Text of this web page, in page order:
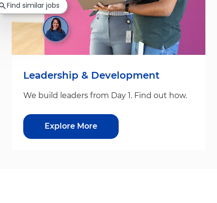
Leadership & Development
We build leaders from Day 1. Find out how.
Explore More
Find similar jobs